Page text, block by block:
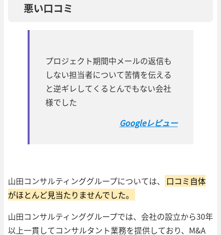
悪い口コミ
プロジェクト期間中メールの返信も
しない担当者について苦情を伝える
と逆ギレしてくるとんでもない会社
様でした
Googleレビュー
山田コンサルティンググループについては、
口コミ自体
がほとんど見当たりませんでした。
山田コンサルティンググループでは、会社の設立から30年
以上一貫してコンサルタント業務を提供しており、M&A